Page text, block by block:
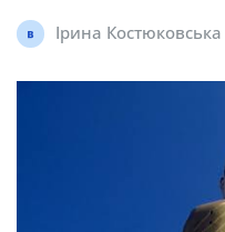
Ірина Костюковська